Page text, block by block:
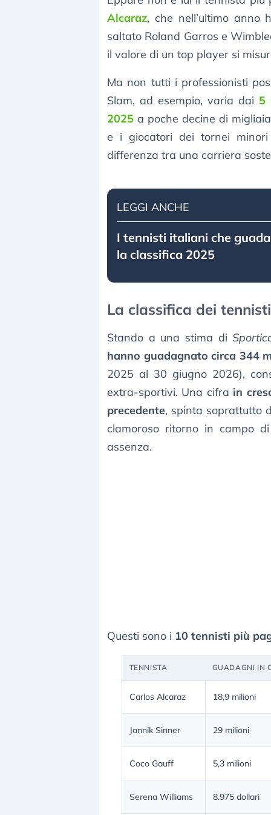
Alcaraz, che nell’ultimo
saltato Roland Garros e
il valore di un top player si
Ma non tutti i professionisti
Slam, ad esempio, varia dai 5
2025 a poche decine di
e i giocatori dei tornei
differenza tra una carriera
LEGGI ANCHE
I tennisti italiani che
la classifica 2025
La classifica dei
Stando a una stima di
hanno guadagnato circa 344
2025 al 30 giugno 2026),
extra-sportivi. Una cifra in
precedente, spinta soprattutto
clamoroso ritorno in campo di
assenza.
Questi sono i 10 tennisti più
TENNISTA GUADAGNI IN
Carlos Alcaraz 18,9 milioni
Jannik Sinner 29 milioni
Coco Gauff 5,3 milioni
Serena Williams 8.975 dollari